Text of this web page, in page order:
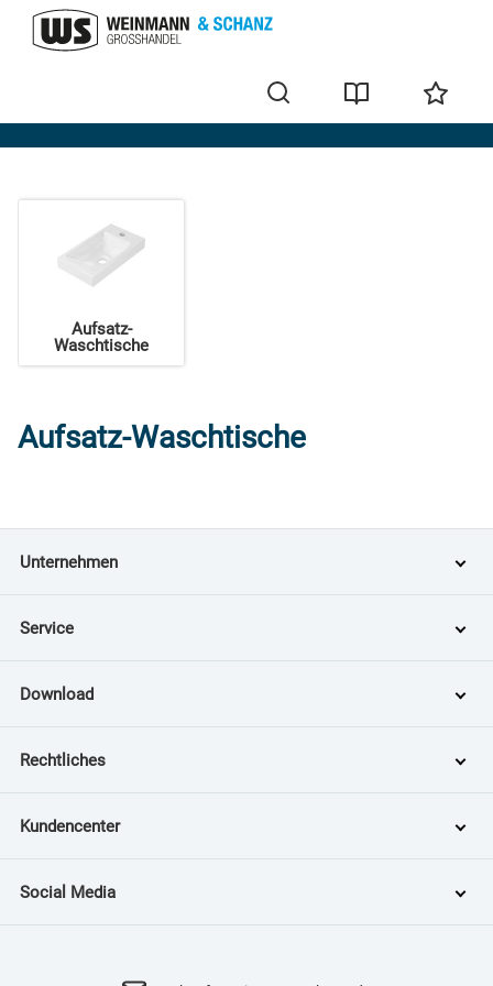
Waschtische und Säulen
Aufsatz-
Waschtische
Aufsatz-Waschtische
Unternehmen
Service
Download
Rechtliches
Kundencenter
Social Media